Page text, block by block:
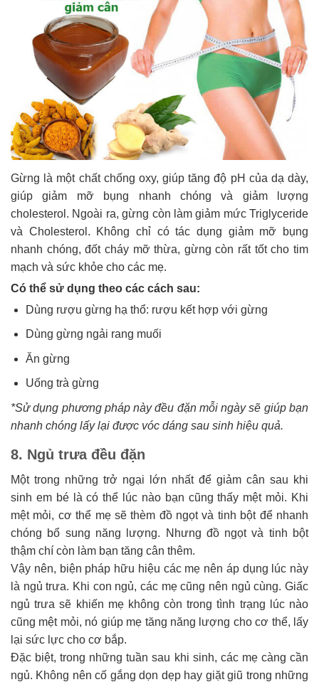
Gừng là một chất chống oxy, giúp tăng độ pH của dạ dày,
giúp giảm mỡ bụng nhanh chóng và giảm lượng
cholesterol. Ngoài ra, gừng còn làm giảm mức Triglyceride
và Cholesterol. Không chỉ có tác dụng giảm mỡ bụng
nhanh chóng, đốt cháy mỡ thừa, gừng còn rất tốt cho tim
mạch và sức khỏe cho các mẹ.
Có thể sử dụng theo các cách sau:
Dùng rượu gừng hạ thổ: rượu kết hợp với gừng
Dùng gừng ngải rang muối
Ăn gừng
Uống trà gừng
*Sử dụng phương pháp này đều đặn mỗi ngày sẽ giúp bạn
nhanh chóng lấy lại được vóc dáng sau sinh hiệu quả.
8. Ngủ trưa đều đặn
Một trong những trở ngại lớn nhất để giảm cân sau khi
sinh em bé là có thể lúc nào bạn cũng thấy mệt mỏi. Khi
mệt mỏi, cơ thể mẹ sẽ thèm đồ ngọt và tinh bột để nhanh
chóng bổ sung năng lượng. Nhưng đồ ngọt và tinh bột
thậm chí còn làm bạn tăng cân thêm.
Vậy nên, biện pháp hữu hiệu các mẹ nên áp dụng lúc này
là ngủ trưa. Khi con ngủ, các mẹ cũng nên ngủ cùng. Giấc
ngủ trưa sẽ khiến mẹ không còn trong tình trạng lúc nào
cũng mệt mỏi, nó giúp mẹ tăng năng lượng cho cơ thể, lấy
lại sức lực cho cơ bắp.
Đặc biệt, trong những tuần sau khi sinh, các mẹ càng cần
ngủ. Không nên cố gắng dọn dẹp hay giặt giũ trong những